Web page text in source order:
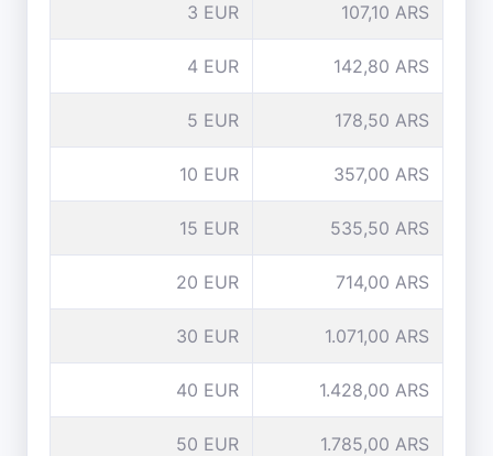
3 EUR 107,10 ARS
4 EUR 142,80 ARS
5 EUR 178,50 ARS
10 EUR 357,00 ARS
15 EUR 535,50 ARS
20 EUR 714,00 ARS
30 EUR 1.071,00 ARS
40 EUR 1.428,00 ARS
50 EUR 1.785,00 ARS